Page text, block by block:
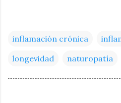
inflamación crónica
longevidad
naturopatía